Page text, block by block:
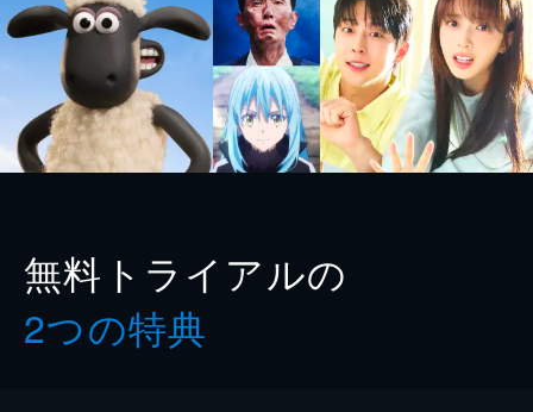
無料トライアルの
2つの特典